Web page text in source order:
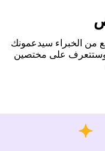
من الخبراء سيدعمونك
وستتعرف على مختصين